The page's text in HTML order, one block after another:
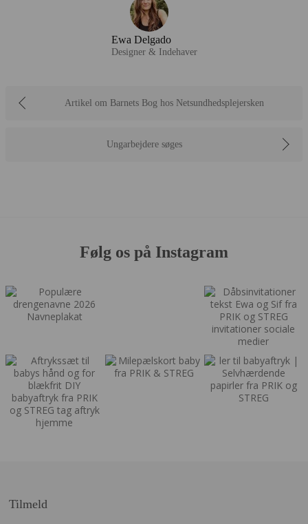
Ewa Delgado
Designer & Indehaver
Artikel om Barnets Bog hos Netsundhedsplejersken
Ungarbejdere søges
Følg os på Instagram
Tilmeld